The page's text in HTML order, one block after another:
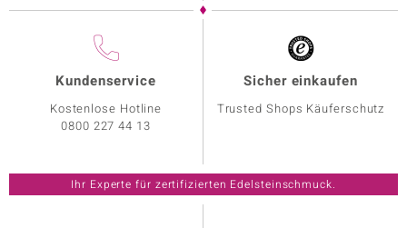
Kundenservice
Kostenlose Hotline
0800 227 44 13
Sicher einkaufen
Trusted Shops Käuferschutz
Ihr Experte für zertifizierten Edelsteinschmuck.